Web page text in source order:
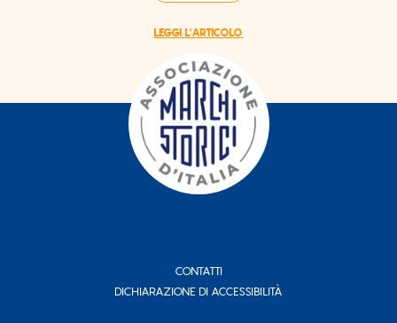
LEGGI L'ARTICOLO
CONTATTI
DICHIARAZIONE DI ACCESSIBILITÀ